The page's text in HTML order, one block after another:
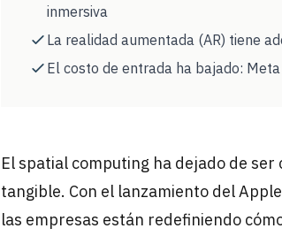
inmersiva
La realidad aumentada (AR) tiene
El costo de entrada ha bajado:
El spatial computing ha dejado de
tangible. Con el lanzamiento del
las empresas están redefiniendo